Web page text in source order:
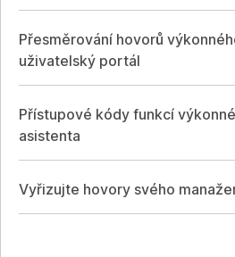
Přesměrování hovorů
uživatelský portál
Přístupové kódy funkcí
asistenta
Vyřizujte hovory svého